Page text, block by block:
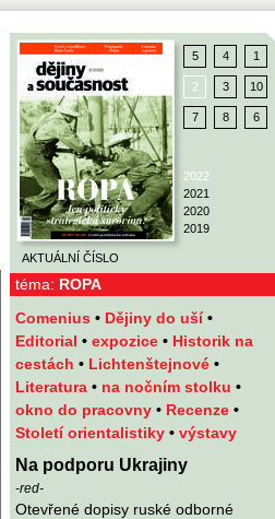
téma: ROPA
AKTUÁLNÍ ČÍSLO
5 4 1
2 3 10
7 8 6
2022
2021
2020
2019
Comenius • Dějiny do uší•
Editorial • expozice • Historik na
cestách • Lichtenštejnové •
Literatura • na nočním stolku •
okno do pracovny • Recenze •
Století orientalistiky • výstavy
Na podporu Ukrajiny
-red-
Otevřené dopisy ruské odborné